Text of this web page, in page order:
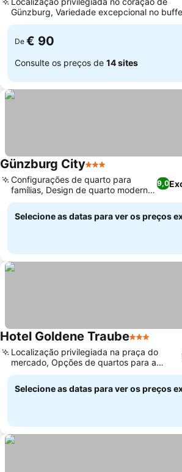
Günzburg, Variedade excepcional no
de café da manhã
De € 90
Consulte os preços de 14 sites
Günzburg City3 Estrelas
9,0
Configurações de quarto para
famílias, Design de quarto moderno
e limpo
Selecione as datas para ver os preços
Hotel Goldene Traube3 Estrelas
Localização privilegiada na praça do
mercado, Opções de quartos para a
família
Selecione as datas para ver os preços